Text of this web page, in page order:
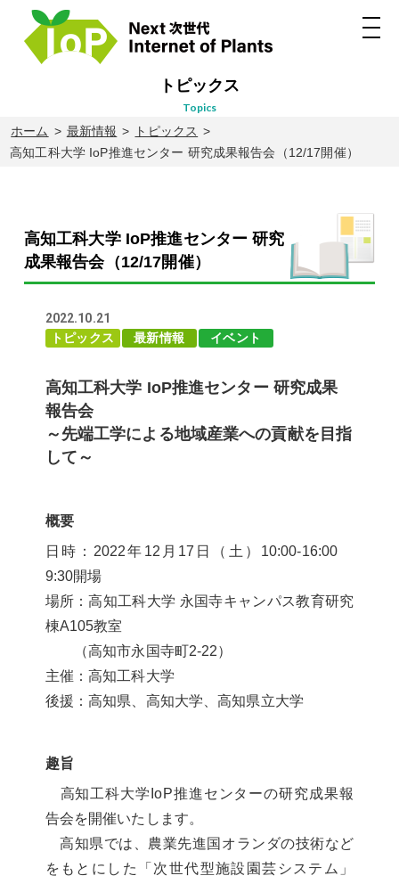
トピックス
topics
ホーム 最新情報
トピックス
高知工科大学 IoP推進センター 研究成果報告会（12/17開催）
高知工科大学 IoP推進センター 研究
成果報告会（12/17開催）
2022.10.21
トピックス
最新情報 イベント
高知工科大学 IoP推進センター 研究成果
報告会
～先端工学による地域産業への貢献を目指
して～
概要
日時：2022年12月17日（土）10:00-16:00
9:30開場
場所：高知工科大学 永国寺キャンパス教育研究
棟A105教室
（高知市永国寺町2-22）
主催：高知工科大学
後援：高知県、高知大学、高知県立大学
趣旨
高知工科大学IoP推進センターの研究成果報
告会を開催いたします。
高知県では、農業先進国オランダの技術など
をもとにした「次世代型施設園芸システム」